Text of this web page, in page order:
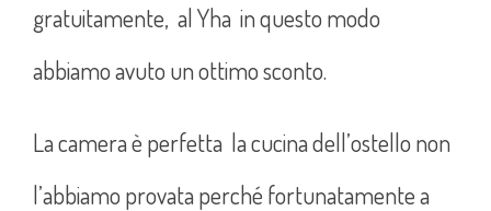
gratuitamente, al Yha in questo modo
abbiamo avuto un ottimo sconto.
La camera è perfetta la cucina dell’ostello non
l’abbiamo provata perché fortunatamente a